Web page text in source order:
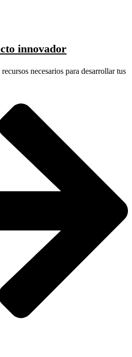
innovador
necesarios para desarrollar tus